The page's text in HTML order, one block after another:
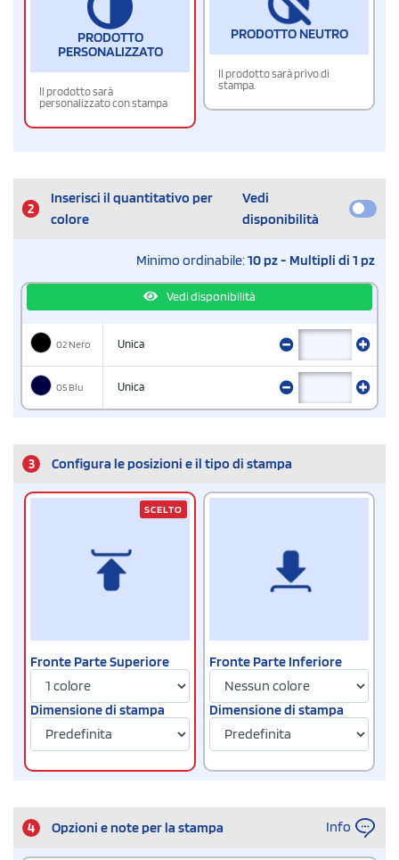
PRODOTTO
PERSONALIZZATO
Il prodotto sarà
personalizzato con stampa
PRODOTTO NEUTRO
Il prodotto sarà privo di
stampa.
2
Inserisci il quantitativo per
colore
Vedi
disponibilità
Minimo ordinabile:10 pz - Multipli di 1 pz
Vedi disponibilità
02 Nero Unica
05 Blu Unica
3 Configura le posizioni e il tipo di stampa
Fronte Parte Superiore
Dimensione di stampa
SCELTO
Fronte Parte Inferiore
Dimensione di stampa
4 Opzioni e note per la stampa Info